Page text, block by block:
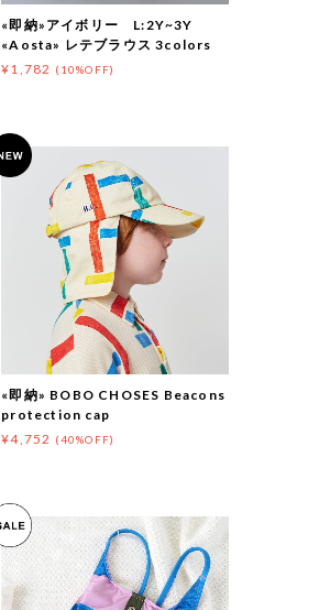
«即納»アイボリー L:2Y~3Y
«Aosta» レテブラウス 3colors
¥1,782 (10%OFF)
«即納» BOBO CHOSES Beacons
protection cap
¥4,752 (40%OFF)